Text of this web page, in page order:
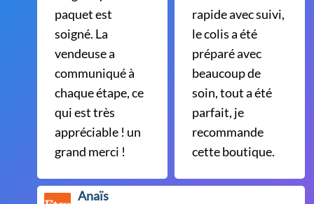
paquet est
soigné. La
vendeuse a
communiqué à
chaque étape, ce
qui est très
appréciable ! un
grand merci !
rapide avec suivi,
le colis a été
préparé avec
beaucoup de
soin, tout a été
parfait, je
recommande
cette boutique.
Anaïs